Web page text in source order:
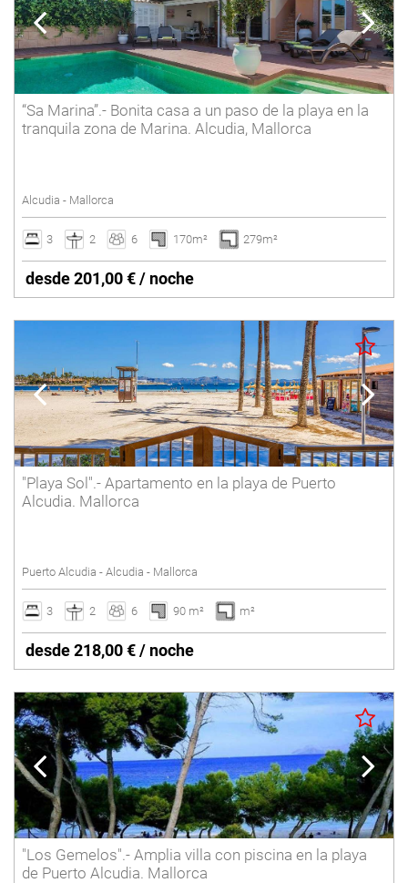
“Sa Marina”.- Bonita casa a un paso de la playa en la
tranquila zona de Marina. Alcudia, Mallorca
Alcudia - Mallorca
3 2 6 170m² 279m²
desde 201,00 € / noche
"Playa Sol".- Apartamento en la playa de Puerto
Alcudia. Mallorca
Puerto Alcudia - Alcudia - Mallorca
3 2 6 90 m² m²
desde 218,00 € / noche
"Los Gemelos".- Amplia villa con piscina en la playa
de Puerto Alcudia. Mallorca